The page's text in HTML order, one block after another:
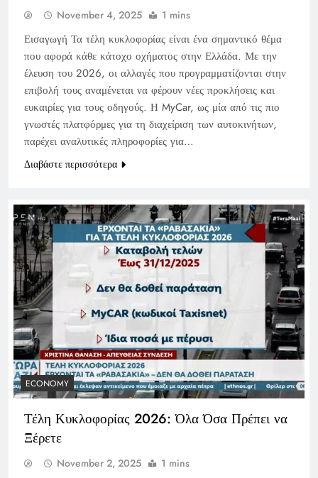
November 4, 2025 1 mins
Εισαγωγή Τα τέλη κυκλοφορίας είναι ένα σημαντικό θέμα
που αφορά κάθε κάτοχο οχήματος στην Ελλάδα. Με την
έλευση του 2026, οι αλλαγές που προγραμματίζονται στην
επιβολή τους αναμένεται να φέρουν νέες προκλήσεις και
ευκαιρίες για τους οδηγούς. Η MyCar, ως μία από τις πιο
γνωστές πλατφόρμες για τη διαχείριση των αυτοκινήτων,
παρέχει αναλυτικές πληροφορίες για…
Διαβάστε περισσότερα
ECONOMY
Τέλη Κυκλοφορίας 2026: Όλα Όσα Πρέπει να
Ξέρετε
November 2, 2025 1 mins